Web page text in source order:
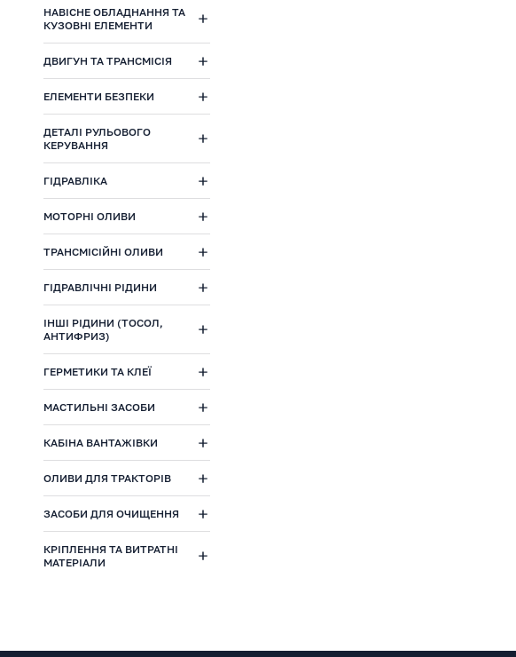
НАВІСНЕ ОБЛАДНАННЯ ТА
КУЗОВНІ ЕЛЕМЕНТИ
ДВИГУН ТА ТРАНСМІСІЯ
ЕЛЕМЕНТИ БЕЗПЕКИ
ДЕТАЛІ РУЛЬОВОГО
КЕРУВАННЯ
ГІДРАВЛІКА
МОТОРНІ ОЛИВИ
ТРАНСМІСІЙНІ ОЛИВИ
ГІДРАВЛІЧНІ РІДИНИ
ІНШІ РІДИНИ (ТОСОЛ,
АНТИФРИЗ)
ГЕРМЕТИКИ ТА КЛЕЇ
МАСТИЛЬНІ ЗАСОБИ
КАБІНА ВАНТАЖІВКИ
ОЛИВИ ДЛЯ ТРАКТОРІВ
ЗАСОБИ ДЛЯ ОЧИЩЕННЯ
КРІПЛЕННЯ ТА ВИТРАТНІ
МАТЕРІАЛИ